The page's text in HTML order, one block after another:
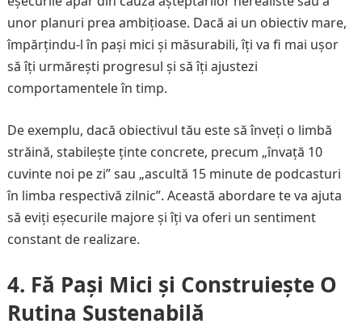
unor planuri prea ambițioase. Dacă ai un obiectiv mare,
împărțindu-l în pași mici și măsurabili, îți va fi mai ușor
să îți urmărești progresul și să îți ajustezi
comportamentele în timp.
De exemplu, dacă obiectivul tău este să înveți o limbă
străină, stabilește ținte concrete, precum „învață 10
cuvinte noi pe zi” sau „ascultă 15 minute de podcasturi
în limba respectivă zilnic”. Această abordare te va ajuta
să eviți eșecurile majore și îți va oferi un sentiment
constant de realizare.
4. Fă Pași Mici și Construiește O
Rutina Sustenabilă